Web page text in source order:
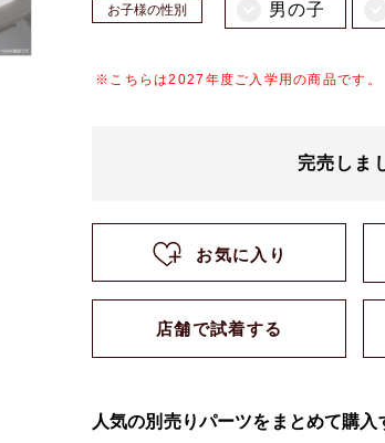
お子様の性別 男の子
※こちらは2027年度ご入学用の商品です。
完売しま
お気に入り
店舗で試着する
人気の別売りパーツをまとめて購入